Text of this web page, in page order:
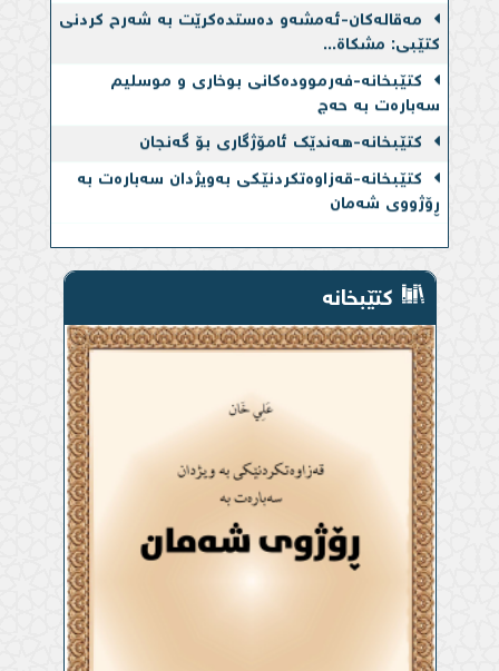
مەقالەکان-ئه‌مشه‌و ده‌ستده‌كرێت به‌ شەرح کردنی
کتێبی: مشکاة...
کتێبخانە-فەرموودەكانی بوخاری و موسلیم
سەبارەت بە حەج
کتێبخانە-هەندێک ئامۆژگاری بۆ گەنجان
کتێبخانە-قەزاوەتكردنێكی بەویژدان سەبارەت بە
ڕۆژووی شەمان
کتێبخانە